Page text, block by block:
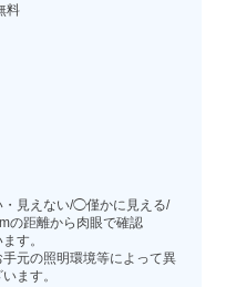
料
見えない/◯僅かに見える/
距離から肉眼で確認
す。
元の照明環境等によって異
ます。